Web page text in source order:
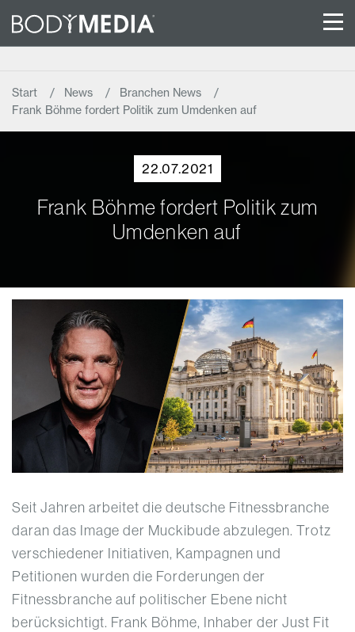
Start News
Branchen News
Frank Böhme fordert Politik zum Umdenken auf
22.07.2021
Frank Böhme fordert Politik zum
Umdenken auf
Seit Jahren arbeitet die deutsche Fitnessbranche
daran das Image der Muckibude abzulegen. Trotz
verschiedener Initiativen, Kampagnen und
Petitionen wurden die Forderungen der
Fitnessbranche auf politischer Ebene nicht
berücksichtigt. Frank Böhme, Inhaber der Just Fit